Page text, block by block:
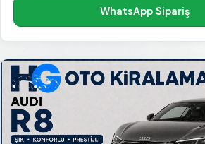
WhatsApp Sipariş